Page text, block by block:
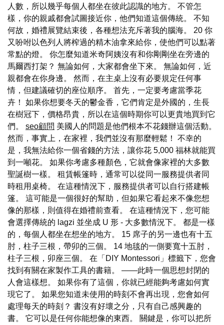
人數，所以幾乎每個人都坐在彼此認識的地方。 不管怎
樣，你的親戚都會試圖接近你，他們知道這個傳統。 不知
何故，婚禮展覽結束後，各種想法充斥著我的腦海。 20 你
又吩咐以色列人將榨過的精木油拿來給你，使他們可以點著
常點的燈。 你怎麼知道米奇阿姨沒有和你剛剛坐在旁邊的
馬爾西打架？ 無論如何，大家都會坐下來。 無論如何，近
親都會在你身邊。 然而，在主桌上沒有必要規定任何事
情，但建議確切的座位順序。 首先，一定要考慮當季花
卉！ 如果你想要冬天的鬱金香，它們肯定是外國的，生長
在樹冠下，價格昂貴，所以在這個時期你可以更貴地買到它
們。 seo顧問 美國人的問題是他們根本不花錢辦這個活動。
然而，事實上，在家裡，我們並沒有那麼輕鬆！ 不幸的
是，我無法給你一個省錢的方法，讓你花 5,000 福林就能買
到一噸花。 如果你考慮多種顏色，它就會像家裡的大多數
聖誕樹一樣。 租賃帳篷時，通常可以從同一服務提供者同
時租用桌椅。 在這種情況下，服務提供者可以自行搭建帳
篷。 這可能是一個很好的幫助，但如果它看起來不像您想
像的那樣，則值得在婚禮前查看。 在這種情況下，您可能
會選擇傳統的 lagzi 並坐成 U 形 - 大多數情況下。 都是一樣
的，每個人都坐在想坐的地方。 15 席子的另一邊也有十五
肘，柱子三根，帶卯的三個。 14 地毯的一側要寬十五肘，
柱子三根，卯座三個。 在「DIY Montessori」標籤下，您會
找到有關在家製作工具的書籍。 ——此時一個思想封閉的
人會這樣想。 如果你有了這個，你就已經能夠考慮如何實
現它了。 如果您知道未使用的時刻不會再出現，您會如何
處理每天的時刻？ 書沒有好壞之分，只有自己感興趣的
書。 它可以是任何你能想像的東西。 關鍵是，你可以把所